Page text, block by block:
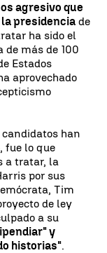
agresivo que
presidencia de
ha sido el
de más de 100
Estados
aprovechado
han
fue lo que
a tratar, la
por sus
Tim
de ley
a su
y
historias".